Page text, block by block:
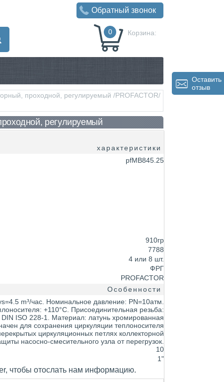
Корзина:
0
Обратный звонок
проходной, регулируемый /PROFACTOR/
регулируемый
характеристики
pfMB845.25
910гр
7788
4 или 8 шт.
ФРГ
PROFACTOR
Особенности
m³/час. Номинальное давление: PN=10атм.
+110°C. Присоединительная резьба:
ISO 228-1. Материал: латунь хромированная
для сохранения циркуляции теплоносителя
циркуляционных петлях коллекторной
насосно-смесительного узла от перегрузок.
10
1"
чтобы отослать нам информацию.
Оставить
отзыв